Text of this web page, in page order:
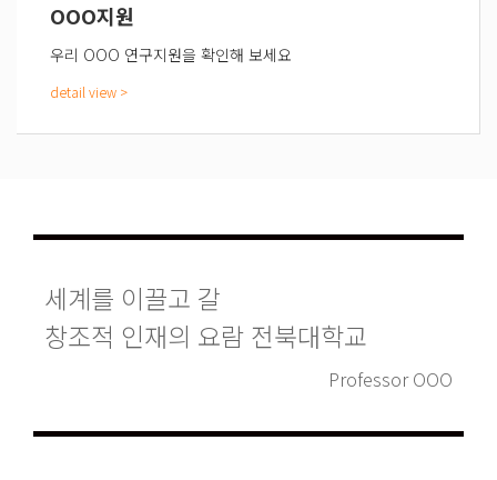
OOO지원
우리 OOO 연구지원을 확인해 보세요
세계를 이끌고 갈
창조적 인재의 요람 전북대학교
Professor OOO